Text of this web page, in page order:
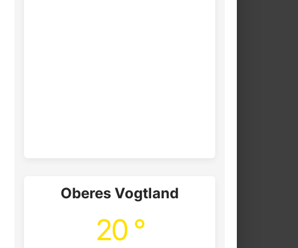
Oberes Vogtland
20 °